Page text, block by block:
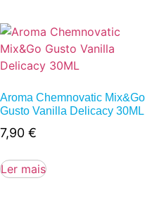
Aroma Chemnovatic Mix&Go
Gusto Vanilla Delicacy 30ML
7,90 €
Ler mais